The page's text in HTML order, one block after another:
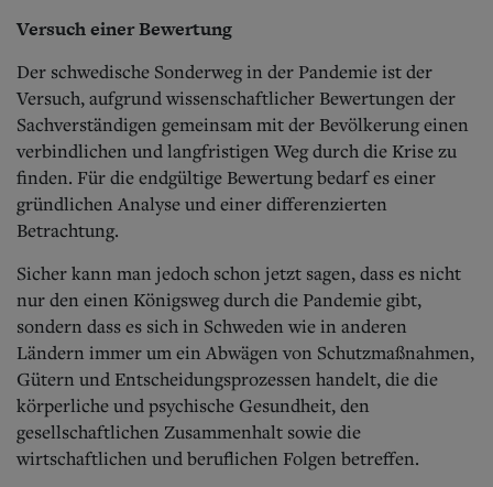
Versuch einer Bewertung
Der schwedische Sonderweg in der Pandemie ist der
Versuch, aufgrund wissenschaftlicher Bewertungen der
Sachverständigen gemeinsam mit der Bevölkerung einen
verbindlichen und langfristigen Weg durch die Krise zu
finden. Für die endgültige Bewertung bedarf es einer
gründlichen Analyse und einer differenzierten
Betrachtung.
Sicher kann man jedoch schon jetzt sagen, dass es nicht
nur den einen Königsweg durch die Pandemie gibt,
sondern dass es sich in Schweden wie in anderen
Ländern immer um ein Abwägen von Schutzmaßnahmen,
Gütern und Entscheidungsprozessen handelt, die die
körperliche und psychische Gesundheit, den
gesellschaftlichen Zusammenhalt sowie die
wirtschaftlichen und beruflichen Folgen betreffen.